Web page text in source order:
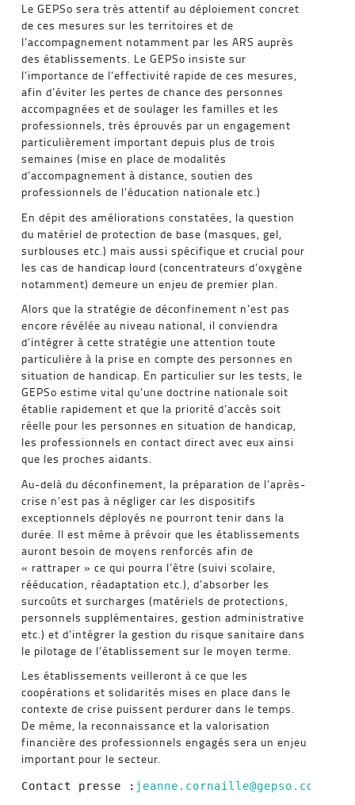
Le GEPSo sera très attentif au déploiement concret
de ces mesures sur les territoires et de
l’accompagnement notamment par les ARS auprès
des établissements. Le GEPSo insiste sur
l’importance de l’effectivité rapide de ces mesures,
afin d’éviter les pertes de chance des personnes
accompagnées et de soulager les familles et les
professionnels, très éprouvés par un engagement
particulièrement important depuis plus de trois
semaines (mise en place de modalités
d’accompagnement à distance, soutien des
professionnels de l’éducation nationale etc.)
En dépit des améliorations constatées, la question
du matériel de protection de base (masques, gel,
surblouses etc.) mais aussi spécifique et crucial pour
les cas de handicap lourd (concentrateurs d’oxygène
notamment) demeure un enjeu de premier plan.
Alors que la stratégie de déconfinement n’est pas
encore révélée au niveau national, il conviendra
d’intégrer à cette stratégie une attention toute
particulière à la prise en compte des personnes en
situation de handicap. En particulier sur les tests, le
GEPSo estime vital qu’une doctrine nationale soit
établie rapidement et que la priorité d’accès soit
réelle pour les personnes en situation de handicap,
les professionnels en contact direct avec eux ainsi
que les proches aidants.
Au-delà du déconfinement, la préparation de l’après-
crise n’est pas à négliger car les dispositifs
exceptionnels déployés ne pourront tenir dans la
durée. Il est même à prévoir que les établissements
auront besoin de moyens renforcés afin de
« rattraper » ce qui pourra l’être (suivi scolaire,
rééducation, réadaptation etc.), d’absorber les
surcoûts et surcharges (matériels de protections,
personnels supplémentaires, gestion administrative
etc.) et d’intégrer la gestion du risque sanitaire dans
le pilotage de l’établissement sur le moyen terme.
Les établissements veilleront à ce que les
coopérations et solidarités mises en place dans le
contexte de crise puissent perdurer dans le temps.
De même, la reconnaissance et la valorisation
financière des professionnels engagés sera un enjeu
important pour le secteur.
Contact presse : jeanne.cornaille@gepso.com